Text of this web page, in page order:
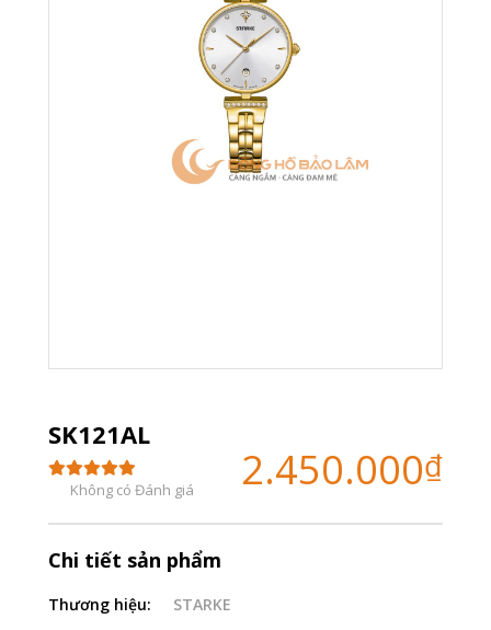
SK121AL
Không có Đánh giá 2.450.000₫
Chi tiết sản phẩm
Thương hiệu:
STARKE